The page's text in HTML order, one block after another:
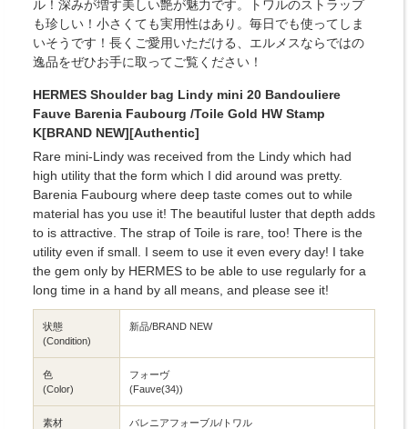
ル！深みが増す美しい艶が魅力です。トワルのストラップ
も珍しい！小さくても実用性はあり。毎日でも使ってしま
いそうです！長くご愛用いただける、エルメスならではの
逸品をぜひお手に取ってご覧ください！
HERMES Shoulder bag Lindy mini 20 Bandouliere
Fauve Barenia Faubourg /Toile Gold HW Stamp
K[BRAND NEW][Authentic]
Rare mini-Lindy was received from the Lindy which had
high utility that the form which I did around was pretty.
Barenia Faubourg where deep taste comes out to while
material has you use it! The beautiful luster that depth adds
to is attractive. The strap of Toile is rare, too! There is the
utility even if small. I seem to use it even every day! I take
the gem only by HERMES to be able to use regularly for a
long time in a hand by all means, and please see it!
状態
(Condition)
新品/BRAND NEW
色
(Color)
フォーヴ
(Fauve(34))
素材
バレニアフォーブル/トワル